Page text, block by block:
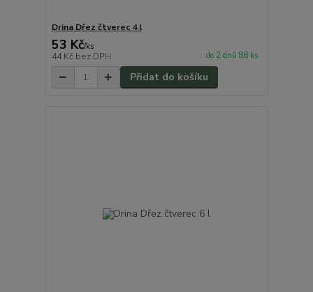
Drina Dřez čtverec 4 l
53 Kč/ks
44 Kč bez DPH do 2 dnů 88 ks
Přidat do košíku